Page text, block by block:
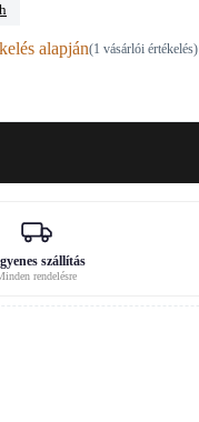
alapján(1 vásárlói értékelés)
szállítás
rendelésre